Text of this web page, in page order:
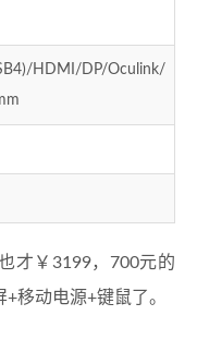
HDMI/DP/Oculink/
才￥3199，700元的
移动电源+键鼠了。